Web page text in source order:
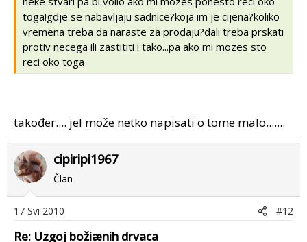
toga!gdje se nabavljaju sadnice?koja im je cijena?koliko
vremena treba da naraste za prodaju?dali treba prskati
protiv necega ili zastititi i tako...pa ako mi mozes sto
reci oko toga
također.... jel može netko napisati o tome malo.......
cipiripi1967
Član
17 Svi 2010 #12
Re: Uzgoj božiænih drvaca